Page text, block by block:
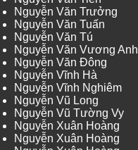
Nguyễn Văn Trưởng
Nguyễn Văn Tuấn
Nguyễn Văn Tú
Nguyễn Văn Vương Anh
Nguyễn Văn Đông
Nguyễn Vĩnh Hà
Nguyễn Vĩnh Nghiêm
Nguyễn Vũ Long
Nguyễn Vũ Tường Vy
Nguyễn Xuân Hoàng
Nguyễn Xuân Hoàng